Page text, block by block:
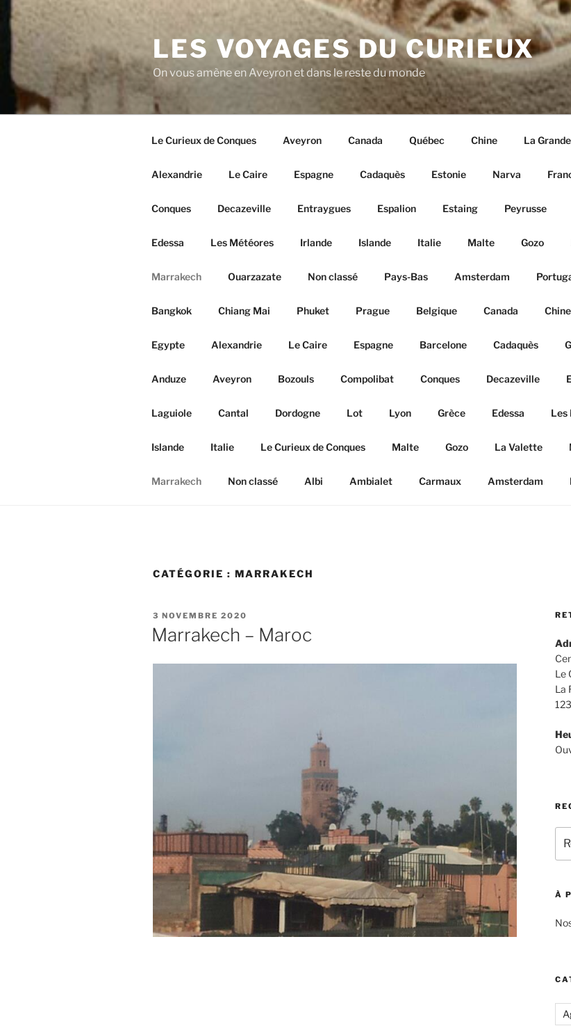
au
contenu
principal
LES VOYAGES DU CURIEUX
On vous amène en Aveyron et dans le reste du monde
Le Curieux de Conques Aveyron Canada Québec Chine La
Alexandrie Le Caire Espagne Cadaquès Estonie Narva
Conques Decazeville Entraygues Espalion Estaing Peyrusse
Edessa Les Météores Irlande Islande Italie Malte Gozo
Marrakech Ouarzazate Non classé Pays-Bas Amsterdam
Bangkok Chiang Mai Phuket Prague Belgique Canada Chine
Egypte Alexandrie Le Caire Espagne Barcelone Cadaquès
Anduze Aveyron Bozouls Compolibat Conques Decazeville
Laguiole Cantal Dordogne Lot Lyon Grèce Edessa Les
Islande Italie Le Curieux de Conques Malte Gozo La Valette
Marrakech Non classé Albi Ambialet Carmaux Amsterdam
CATÉGORIE : MARRAKECH
PUBLIÉ
LE
3 NOVEMBRE 2020
Marrakech – Maroc
Le
La
:
À